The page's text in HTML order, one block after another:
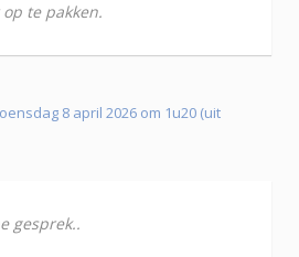
te pakken.
8 april 2026 om 1u20 (uit
gesprek..